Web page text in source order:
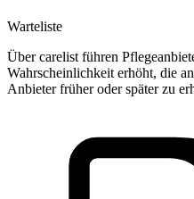
Warteliste
Über carelist führen
Wahrscheinlichkeit erhöht, die
Anbieter früher oder später zu